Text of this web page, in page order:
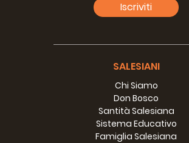
Iscriviti
SALESIANI
Chi Siamo
Don Bosco
Santità Salesiana
Sistema Educativo
Famiglia Salesiana